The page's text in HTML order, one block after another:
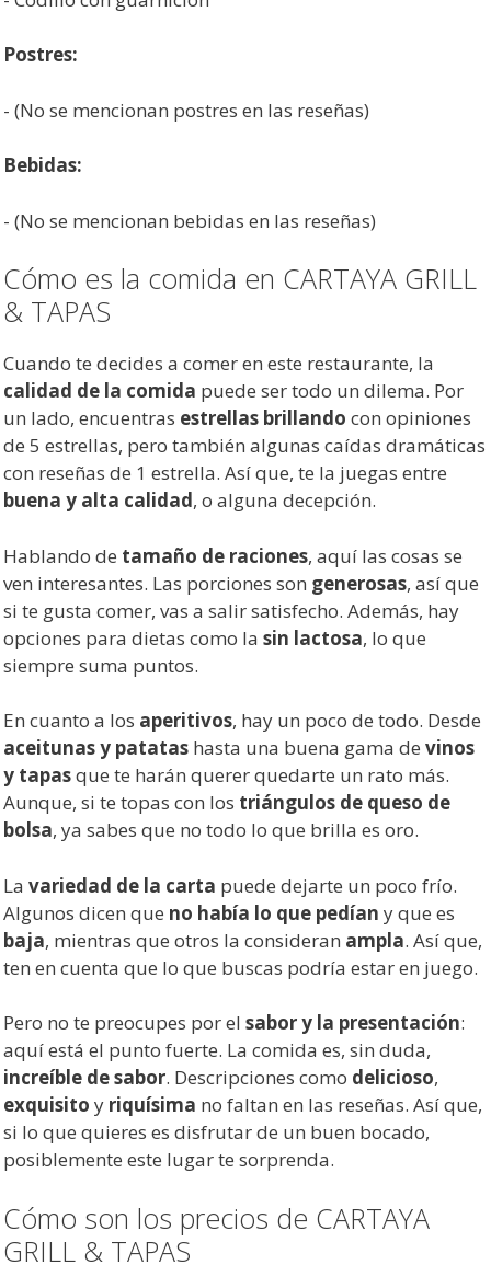
Postres:
- (No se mencionan postres en las reseñas)
Bebidas:
- (No se mencionan bebidas en las reseñas)
Cómo es la comida en CARTAYA GRILL
& TAPAS
Cuando te decides a comer en este restaurante, la
calidad de la comida puede ser todo un dilema. Por
un lado, encuentras estrellas brillando con opiniones
de 5 estrellas, pero también algunas caídas dramáticas
con reseñas de 1 estrella. Así que, te la juegas entre
buena y alta calidad, o alguna decepción.
Hablando de tamaño de raciones, aquí las cosas se
ven interesantes. Las porciones son generosas, así que
si te gusta comer, vas a salir satisfecho. Además, hay
opciones para dietas como la sin lactosa, lo que
siempre suma puntos.
En cuanto a los aperitivos, hay un poco de todo. Desde
aceitunas y patatas hasta una buena gama de vinos
y tapasque te harán querer quedarte un rato más.
Aunque, si te topas con los triángulos de queso de
bolsa, ya sabes que no todo lo que brilla es oro.
La variedad de la carta puede dejarte un poco frío.
Algunos dicen que no había lo que pedían y que es
baja, mientras que otros la consideran ampla. Así que,
ten en cuenta que lo que buscas podría estar en juego.
Pero no te preocupes por el sabor y la presentación:
aquí está el punto fuerte. La comida es, sin duda,
increíble de sabor. Descripciones como delicioso,
exquisito y riquísima no faltan en las reseñas. Así que,
si lo que quieres es disfrutar de un buen bocado,
posiblemente este lugar te sorprenda.
Cómo son los precios de CARTAYA
GRILL & TAPAS